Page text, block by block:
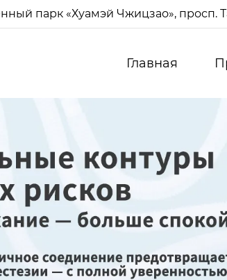
парк «Хуамэй Чжицзао», просп.
Главная